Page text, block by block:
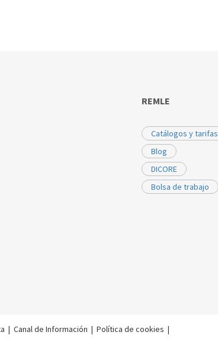
REMLE
Catálogos y tarifas
Blog
DICORE
Bolsa de trabajo
| Canal de Información | Política de cookies |